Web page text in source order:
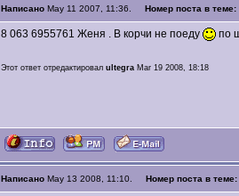
Написано May 11 2007, 11:36. Номер поста в теме:
8 063 6955761 Женя . В корчи не поеду по
Этот ответ отредактировал ultegra Mar 19 2008, 18:18
Написано May 13 2008, 11:10. Номер поста в теме: